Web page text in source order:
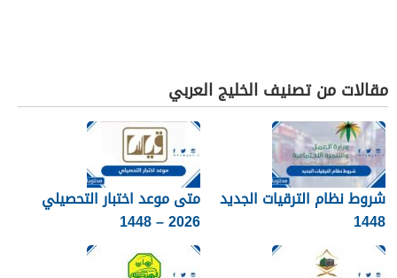
مقالات من تصنيف الخليج العربي
شروط نظام الترقيات الجديد
1448
متى موعد اختبار التحصيلي
2026 – 1448